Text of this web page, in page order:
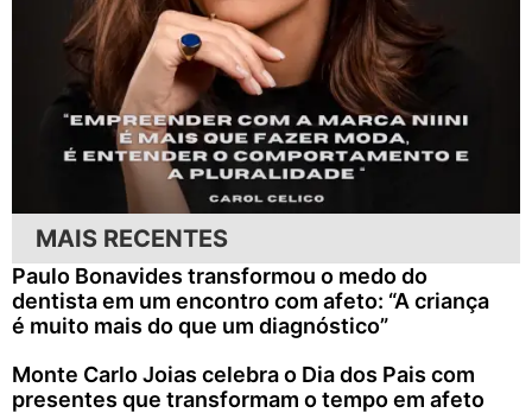
MAIS RECENTES
Paulo Bonavides transformou o medo do
dentista em um encontro com afeto: “A criança
é muito mais do que um diagnóstico”
Monte Carlo Joias celebra o Dia dos Pais com
presentes que transformam o tempo em afeto